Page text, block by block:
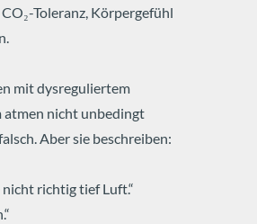
Toleranz, Körpergefühl
mit dysreguliertem
atmen nicht unbedingt
Aber sie beschreiben:
nicht richtig tief Luft.“